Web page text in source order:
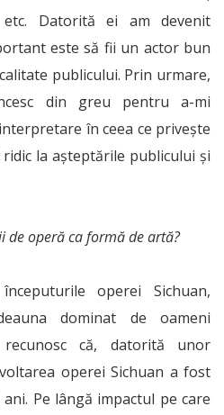
Datorită ei am devenit
este să fii un actor bun
publicului. Prin urmare,
din greu pentru a-mi
în ceea ce privește
ridic la așteptările publicului și
de operă ca formă de artă?
operei Sichuan,
dominat de oameni
că, datorită unor
operei Sichuan a fost
Pe lângă impactul pe care